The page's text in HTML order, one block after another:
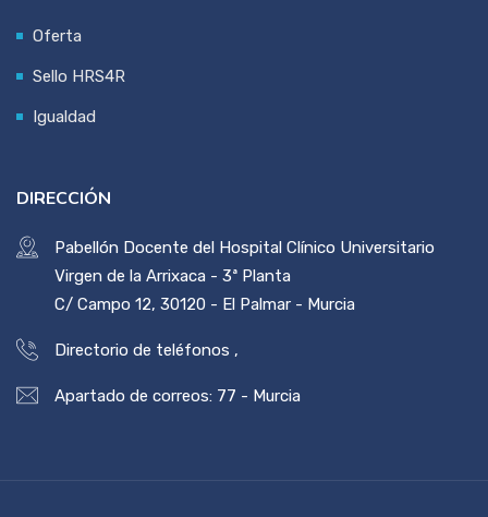
Oferta
Sello HRS4R
Igualdad
DIRECCIÓN
Pabellón Docente del Hospital Clínico Universitario
Virgen de la Arrixaca - 3ª Planta
C/ Campo 12, 30120 - El Palmar - Murcia
Directorio de teléfonos ,
Apartado de correos: 77 - Murcia